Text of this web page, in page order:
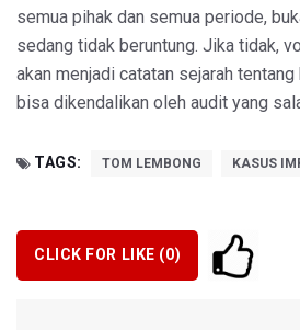
semua pihak dan semua periode,
sedang tidak beruntung. Jika tidak,
akan menjadi catatan sejarah
bisa dikendalikan oleh audit yang
TAGS: TOM LEMBONG KASUS
CLICK FOR LIKE (0)